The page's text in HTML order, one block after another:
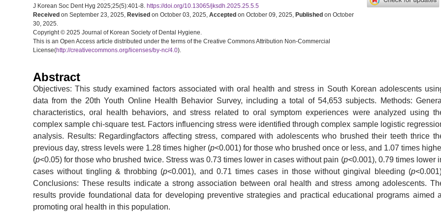
J Korean Soc Dent Hyg 2025;25(5):401-8. https://doi.org/10.13065/jksdh.2025.25.5.5
Received on September 23, 2025, Revised on October 03, 2025, Accepted on October 09, 2025, Published on October
30, 2025.
Copyright © 2025 Journal of Korean Society of Dental Hygiene.
This is an Open Access article distributed under the terms of the Creative Commons Attribution Non-Commercial
License(http://creativecommons.org/licenses/by-nc/4.0).
Abstract
Objectives: This study examined factors associated with oral health and stress in South Korean adolescents
data from the 20th Youth Online Health Behavior Survey, including a total of 54,653 subjects. Methods: General
characteristics, oral health behaviors, and stress related to oral symptom experiences were analyzed using
complex sample chi-square test. Factors influencing stress were identified through complex sample logistic
analysis. Results: Regardingfactors affecting stress, compared with adolescents who brushed their teeth thrice
previous day, stress levels were 1.28 times higher (p<0.001) for those who brushed once or less, and 1.07 times
(p<0.05) for those who brushed twice. Stress was 0.73 times lower in cases without pain (p<0.001), 0.79 times lower
cases without tingling & throbbing (p<0.001), and 0.71 times cases in those without gingival bleeding (p
Conclusions: These results indicate a strong association between oral health and stress among adolescents.
results provide foundational data for developing preventive strategies and practical educational programs aimed
promoting oral health in this population.